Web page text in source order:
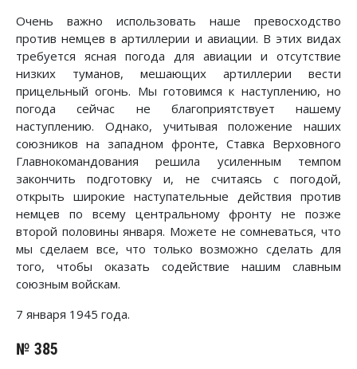
Очень важно использовать наше превосходство
против немцев в артиллерии и авиации. В этих видах
требуется ясная погода для авиации и отсутствие
низких туманов, мешающих артиллерии вести
прицельный огонь. Мы готовимся к наступлению, но
погода сейчас не благоприятствует нашему
наступлению. Однако, учитывая положение наших
союзников на западном фронте, Ставка Верховного
Главнокомандования решила усиленным темпом
закончить подготовку и, не считаясь с погодой,
открыть широкие наступательные действия против
немцев по всему центральному фронту не позже
второй половины января. Можете не сомневаться, что
мы сделаем все, что только возможно сделать для
того, чтобы оказать содействие нашим славным
союзным войскам.
7 января 1945 года.
№ 385